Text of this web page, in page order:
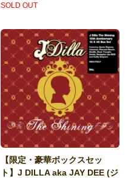
SOLD OUT
【限定・豪華ボックスセッ
ト】J DILLA aka JAY DEE (ジ